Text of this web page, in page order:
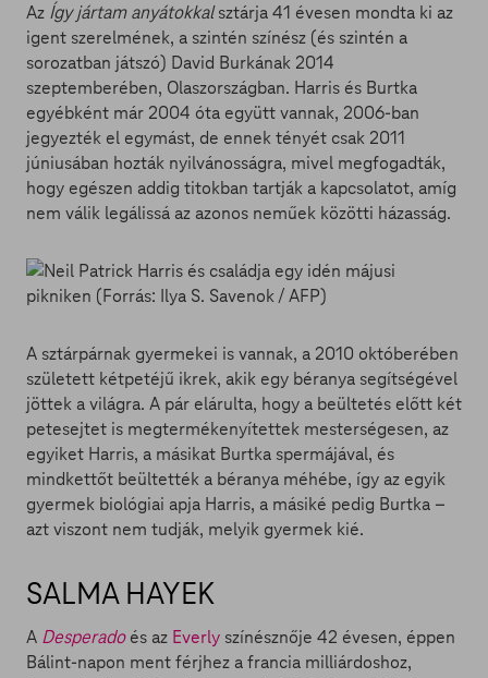
Az Így jártam anyátokkalsztárja 41 évesen mondta ki az
igent szerelmének, a szintén színész (és szintén a
sorozatban játszó) David Burkának 2014
szeptemberében, Olaszországban. Harris és Burtka
egyébként már 2004 óta együtt vannak, 2006-ban
jegyezték el egymást, de ennek tényét csak 2011
júniusában hozták nyilvánosságra, mivel megfogadták,
hogy egészen addig titokban tartják a kapcsolatot, amíg
nem válik legálissá az azonos neműek közötti házasság.
A sztárpárnak gyermekei is vannak, a 2010 októberében
született kétpetéjű ikrek, akik egy béranya segítségével
jöttek a világra. A pár elárulta, hogy a beültetés előtt két
petesejtet is megtermékenyítettek mesterségesen, az
egyiket Harris, a másikat Burtka spermájával, és
mindkettőt beültették a béranya méhébe, így az egyik
gyermek biológiai apja Harris, a másiké pedig Burtka –
azt viszont nem tudják, melyik gyermek kié.
SALMA HAYEK
A Desperadoés az Everly színésznője 42 évesen, éppen
Bálint-napon ment férjhez a francia milliárdoshoz,